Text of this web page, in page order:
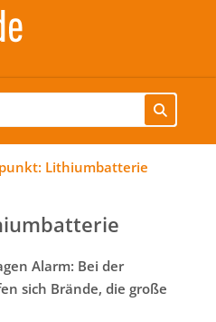
Lithiumbatterie
Alarm: Bei der
sich Brände, die große